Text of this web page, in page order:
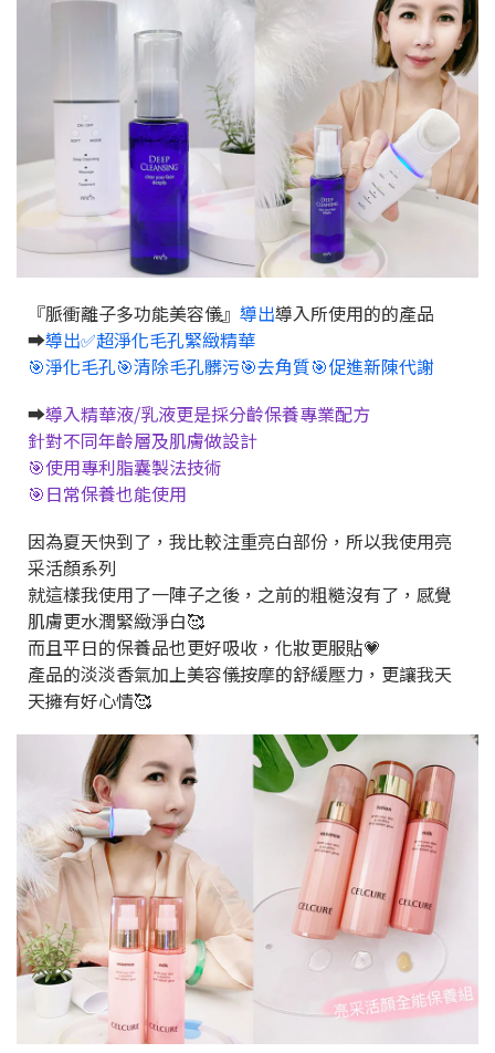
『脈衝離子多功能美容儀』 導出導入所使用的的產品
➡️導出✅超淨化毛孔緊緻精華
🎯淨化毛孔🎯清除毛孔髒污🎯去角質🎯促進新陳代謝
➡️導入精華液/乳液更是採分齡保養專業配方
針對不同年齡層及肌膚做設計
🎯使用專利脂囊製法技術
🎯日常保養也能使用
因為夏天快到了， 我比較注重亮白部份， 所以我使用亮
采活顏系列
就這樣我使用了一陣子之後， 之前的粗糙沒有了， 感覺
肌膚更水潤緊緻淨白🥰
而且平日的保養品也更好吸收， 化妝更服貼💗
產品的淡淡香氣加上美容儀按摩的舒緩壓力， 更讓我天
天擁有好心情🥰